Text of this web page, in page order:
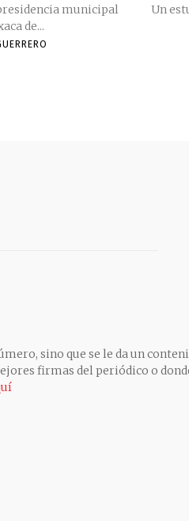
municipal
de...
Un
sino que se le da un
firmas del periódico o